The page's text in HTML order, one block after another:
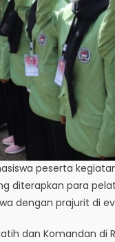
peserta
diterapkan para
dengan prajurit di
dan Komandan